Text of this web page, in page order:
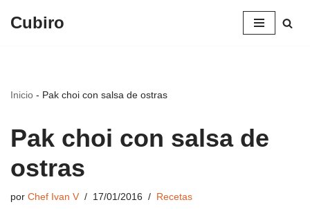
Cubiro
Inicio - Pak choi con salsa de ostras
Pak choi con salsa de
ostras
por Chef Ivan V 17/01/2016 Recetas